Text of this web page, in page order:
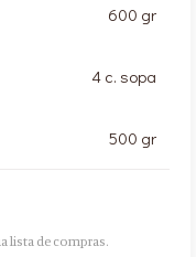
600 gr
4 c. sopa
500 gr
lista de compras.